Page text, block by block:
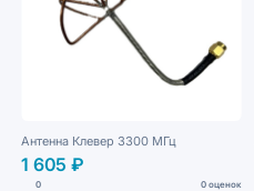
Антенна Клевер 3300 МГц
1 605 ₽
0 0 оценок